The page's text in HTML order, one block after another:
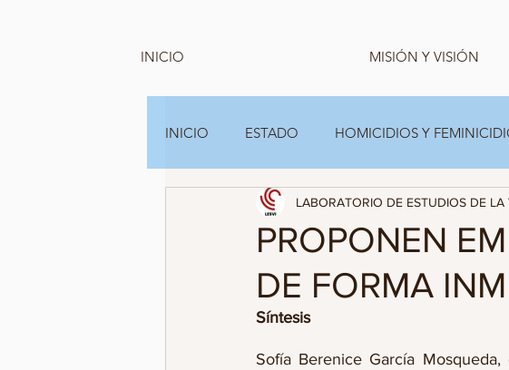
INICIO MISIÓN Y VISIÓN
INICIO ESTADO HOMICIDIOS Y
GRUPOS FAMILIARES Y A.C CARPETA
PROPONEN
DE FORMA
LABORATORIO DE ESTUDIOS DE
Síntesis
Sofía Berenice García